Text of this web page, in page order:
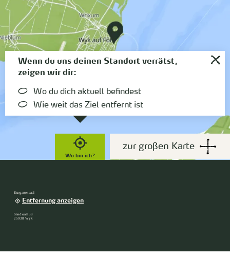
Wo bin ich?
Wenn du uns deinen Standort verrätst,
zeigen wir dir:
Wo du dich aktuell befindest
Wie weit das Ziel entfernt ist
zur großen Karte
Kurgartensaal
Entfernung anzeigen
Sandwall 38
25938 Wyk